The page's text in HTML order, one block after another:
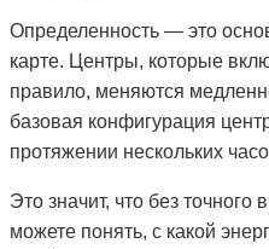
Определенность — это
карте. Центры, которые
правило, меняются
базовая конфигурация
протяжении нескольких
Это значит, что без
можете понять, с какой